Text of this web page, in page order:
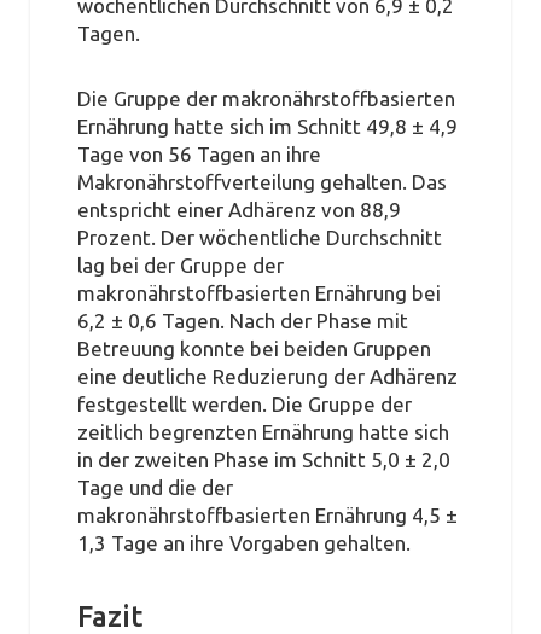
wöchentlichen Durchschnitt von 6,9 ± 0,2
Tagen.
Die Gruppe der makronährstoffbasierten
Ernährung hatte sich im Schnitt 49,8 ± 4,9
Tage von 56 Tagen an ihre
Makronährstoffverteilung gehalten. Das
entspricht einer Adhärenz von 88,9
Prozent. Der wöchentliche Durchschnitt
lag bei der Gruppe der
makronährstoffbasierten Ernährung bei
6,2 ± 0,6 Tagen. Nach der Phase mit
Betreuung konnte bei beiden Gruppen
eine deutliche Reduzierung der Adhärenz
festgestellt werden. Die Gruppe der
zeitlich begrenzten Ernährung hatte sich
in der zweiten Phase im Schnitt 5,0 ± 2,0
Tage und die der
makronährstoffbasierten Ernährung 4,5 ±
1,3 Tage an ihre Vorgaben gehalten.
Fazit